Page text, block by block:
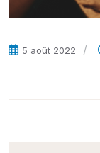
5 août 2022